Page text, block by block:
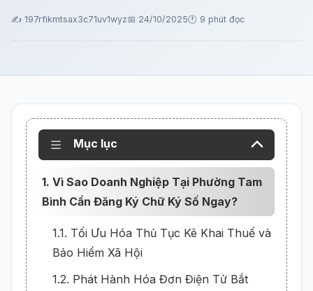
✍️ 197rfikmtsax3c71uv1wyz📅 24/10/2025🕐 9 phút đọc
Mục lục
1. Vì Sao Doanh Nghiệp Tại Phường Tam
Bình Cần Đăng Ký Chữ Ký Số Ngay?
1.1. Tối Ưu Hóa Thủ Tục Kê Khai Thuế và
Bảo Hiểm Xã Hội
1.2. Phát Hành Hóa Đơn Điện Tử Bắt